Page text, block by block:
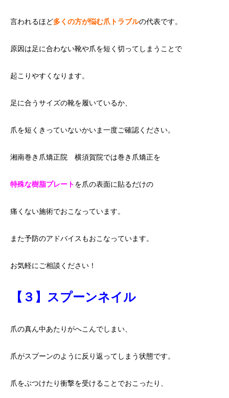
言われるほど多くの方が悩む爪トラブルの代表です。
原因は足に合わない靴や爪を短く切ってしまうことで
起こりやすくなります。
足に合うサイズの靴を履いているか、
爪を短くきっていないかいま一度ご確認ください。
湘南巻き爪矯正院 横須賀院では巻き爪矯正を
特殊な樹脂プレート を爪の表面に貼るだけの
痛くない施術でおこなっています。
また予防のアドバイスもおこなっています。
お気軽にご相談ください！
【３】スプーンネイル
爪の真ん中あたりがへこんでしまい、
爪がスプーンのように反り返ってしまう状態です。
爪をぶつけたり衝撃を受けることでおこったり、